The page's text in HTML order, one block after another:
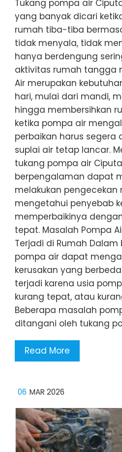
Tukang pompa air
yang banyak dicari
rumah tiba-tiba
tidak menyala, tidak
hanya berdengung
aktivitas rumah tangga
Air merupakan
hari, mulai dari mandi,
hingga membersihkan
ketika pompa air
perbaikan harus segera
suplai air tetap lancar.
tukang pompa air
berpengalaman dapat
melakukan pengecekan
mengetahui penyebab
memperbaikinya
tepat. Masalah Pompa
Terjadi di Rumah Dalam
pompa air dapat
kerusakan yang
terjadi karena usia
kurang tepat, atau
Beberapa masalah
ditangani oleh tukang
Read More
06 MAR 2026